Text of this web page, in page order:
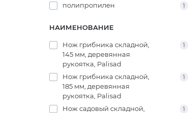
полипропилен 1
НАИМЕНОВАНИЕ
Нож грибника складной,
145 мм, деревянная
рукоятка, Palisad
1
Нож грибника складной,
185 мм, деревянная
рукоятка, Palisad
1
Нож садовый складной,
1